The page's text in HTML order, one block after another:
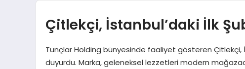
Çitlekçi, İstanbul’daki İlk
Tunçlar Holding bünyesinde faaliyet gösteren Çitlekçi,
duyurdu. Marka, geleneksel lezzetleri modern